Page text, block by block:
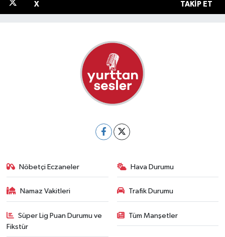
X TAKIP ET
Nöbetçi Eczaneler Hava Durumu
Namaz Vakitleri Trafik Durumu
Süper Lig Puan Durumu ve
Fikstür
Tüm Manşetler